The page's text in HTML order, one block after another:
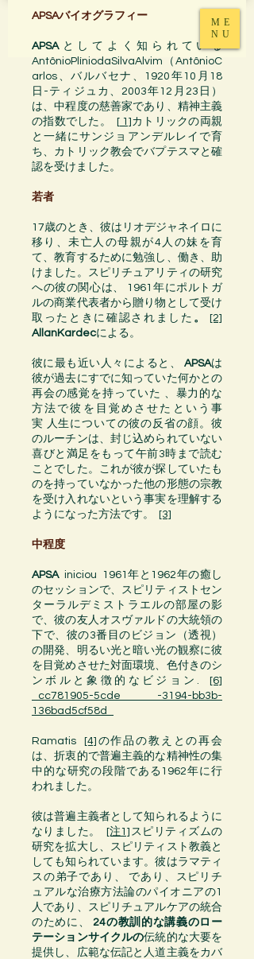
ME
NU
APSAバイオグラフィー
APSAとしてよく知られている
AntônioPlíniodaSilvaAlvim（AntônioC
arlos、バルバセナ、1920年10月18
日-ティジュカ、2003年12月23日）
は、中程度の慈善家であり、精神主義
の指数でした。
[ 1] カトリックの両親
と一緒にサンジョアンデルレイで育
ち、カトリック教会でバプテスマと確
認を受けました。
若者
17歳のとき、彼は リオデジャネイロ に
移り、未亡人の母親が4人の妹を育
て、教育するために勉強し、働き、助
けました。 スピリチュアリティ の研究
への彼の関心は、
1961年にポルトガ
ルの商業代表者から贈り物として受け
取ったときに確認されました 。
[2]
AllanKardecによる。
彼に最も近い人々によると、 APSAは
彼が過去にすでに知っていた何かとの
再会の感覚を持っていた 、暴力的な
方法で彼を目覚めさせたという事
実 人生についての彼の反省の顔。彼
のルーチンは、封じ込められていない
喜びと満足をもって午前3時まで読む
ことでした。これが彼が探していたも
のを持っていなかった他の形態の宗教
を受け入れないという事実を理解する
ようになった方法です。
[3]
中程度
APSAiniciou 1961年 と 1962年の癒し
のセッションで、スピリティスト セン
ター ラルデミストラエルの部屋の影
で、彼の友人オスヴァルドの大統領の
下で、彼の3番目のビジョン（透視）
の開発、
明るい光と暗い光の観察に彼
を目覚めさせた対面環境、 色付きのシ
ンボル と象徴的な ビジョン.
[6]
_cc781905-5cde -3194-bb3b-
136bad5cf58d_
Ramatis [4] の作品の教え との再会
は、折衷的で普遍主義的な精神性の集
中的な研究の段階である 1962年に行
われました。
彼は普遍主義者として知られるように
なりました。
[注1] スピリティズムの
研究を拡大し、スピリティスト 教義と
しても知られています。彼はラマティ
スの弟子であり、 であり、
スピリチ
ュアルな治療方法論のパイオニアの1
人であり、スピリチュアルケアの統合
のために、24の教訓的な講義のロー
テーションサイクルの伝統的な大要を
提供し、広範な伝記と 人道主義をカバ